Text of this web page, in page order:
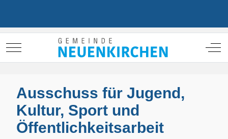
Mobile Menu Toggle Off-
Ausschuss für Jugend,
Kultur, Sport und
Öffentlichkeitsarbeit